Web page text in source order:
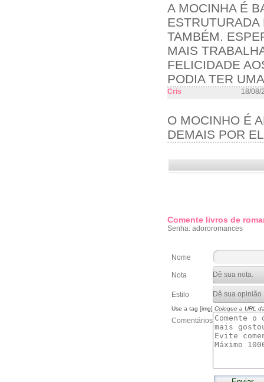
A MOCINHA É
ESTRUTURADA
TAMBÉM.
MAIS
FELICIDADE
PODIA TER
Cris 18/08/
O MOCINHO É
DEMAIS POR
Comente livros de
Senha: adororomances
Nome
Nota
Estilo
Use a tag [img] Coloque a URL
Comentários